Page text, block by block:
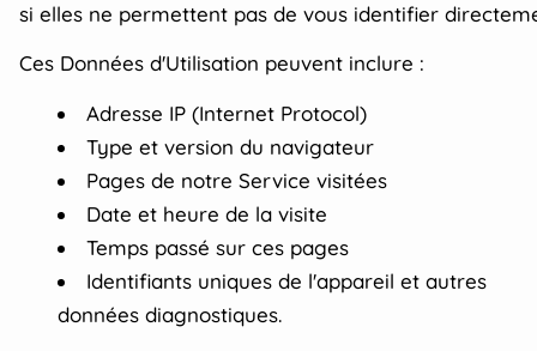
si elles ne permettent pas de vous identifier
Ces Données d'Utilisation peuvent inclure :
Adresse IP (Internet Protocol)
Type et version du navigateur
Pages de notre Service visitées
Date et heure de la visite
Temps passé sur ces pages
Identifiants uniques de l'appareil et autres
données diagnostiques.